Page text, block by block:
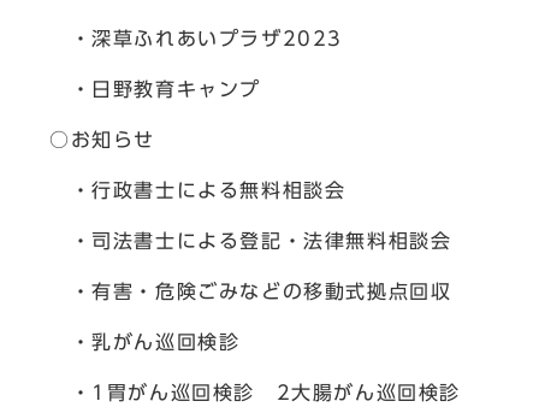
・深草ふれあいプラザ2023
・日野教育キャンプ
○お知らせ
・行政書士による無料相談会
・司法書士による登記・法律無料相談会
・有害・危険ごみなどの移動式拠点回収
・乳がん巡回検診
・1胃がん巡回検診 2大腸がん巡回検診